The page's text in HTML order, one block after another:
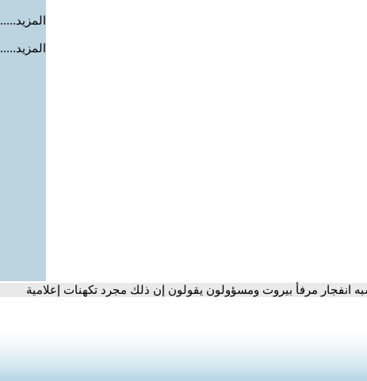
المزيد.....
المزيد.....
انفجار مرفأ بيروت ومسؤولون يقولون إن ذلك مجرد تكهنات إعلامية